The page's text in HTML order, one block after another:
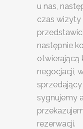
u nas,
czas wizyty
następnie
otwierającą
negocjacji,
sygnujemy
rezerwacji.